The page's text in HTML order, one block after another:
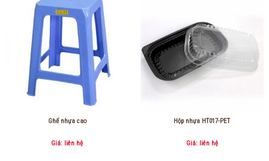
Ghế nhựa cao
Giá: liên hệ
Hộp nhựa HT017-PET
Giá: liên hệ